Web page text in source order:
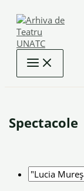
content
Spectacole